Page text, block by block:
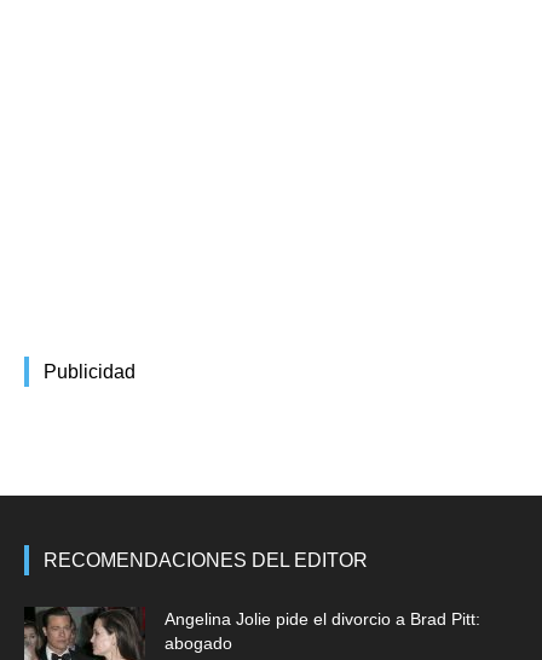
Publicidad
RECOMENDACIONES DEL EDITOR
Angelina Jolie pide el divorcio a Brad Pitt:
abogado